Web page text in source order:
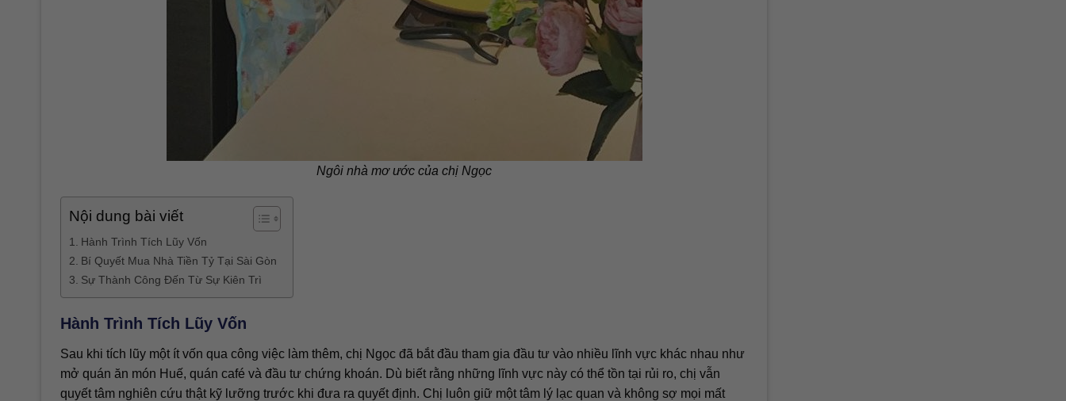
Ngôi nhà mơ ước của chị Ngọc
Nội dung bài viết
Hành Trình Tích Lũy Vốn
Bí Quyết Mua Nhà Tiền Tỷ Tại Sài Gòn
Sự Thành Công Đến Từ Sự Kiên Trì
Hành Trình Tích Lũy Vốn
Sau khi tích lũy một ít vốn qua công việc làm thêm, chị Ngọc đã bắt đầu tham gia đầu tư vào nhiều lĩnh vực khác nhau như
mở quán ăn món Huế, quán café và đầu tư chứng khoán. Dù biết rằng những lĩnh vực này có thể tồn tại rủi ro, chị vẫn
quyết tâm nghiên cứu thật kỹ lưỡng trước khi đưa ra quyết định. Chị luôn giữ một tâm lý lạc quan và không sợ mọi mất